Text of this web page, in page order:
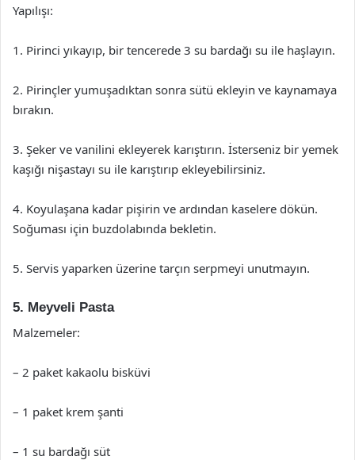
Yapılışı:
1. Pirinci yıkayıp, bir tencerede 3 su bardağı su ile haşlayın.
2. Pirinçler yumuşadıktan sonra sütü ekleyin ve kaynamaya
bırakın.
3. Şeker ve vanilini ekleyerek karıştırın. İsterseniz bir yemek
kaşığı nişastayı su ile karıştırıp ekleyebilirsiniz.
4. Koyulaşana kadar pişirin ve ardından kaselere dökün.
Soğuması için buzdolabında bekletin.
5. Servis yaparken üzerine tarçın serpmeyi unutmayın.
5. Meyveli Pasta
Malzemeler:
– 2 paket kakaolu bisküvi
– 1 paket krem şanti
– 1 su bardağı süt